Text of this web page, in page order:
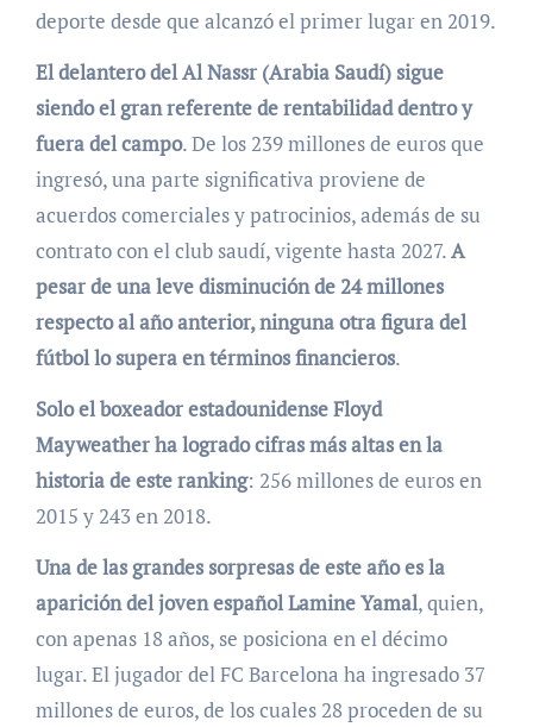
deporte desde que alcanzó el primer lugar en 2019.
El delantero del Al Nassr (Arabia Saudí) sigue
siendo el gran referente de rentabilidad dentro y
fuera del campo. De los 239 millones de euros que
ingresó, una parte significativa proviene de
acuerdos comerciales y patrocinios, además de su
contrato con el club saudí, vigente hasta 2027.A
pesar de una leve disminución de 24 millones
respecto al año anterior, ninguna otra figura del
fútbol lo supera en términos financieros.
Solo el boxeador estadounidense Floyd
Mayweather ha logrado cifras más altas en la
historia de este ranking: 256 millones de euros en
2015 y 243 en 2018.
Una de las grandes sorpresas de este año es la
aparición del joven español Lamine Yamal, quien,
con apenas 18 años, se posiciona en el décimo
lugar. El jugador del FC Barcelona ha ingresado 37
millones de euros, de los cuales 28 proceden de su